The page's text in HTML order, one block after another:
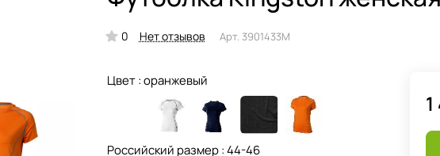
0 Нет отзывов Арт. 3901433M
Цвет :оранжевый
Российский размер :44-46